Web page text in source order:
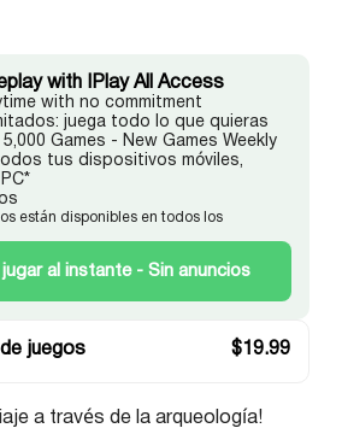
with IPlay All Access
with no commitment
juega todo lo que quieras
5,000 Games - New Games Weekly
tus dispositivos móviles,
están disponibles en todos los
jugar al instante - Sin anuncios
juegos $19.99
a través de la arqueología!